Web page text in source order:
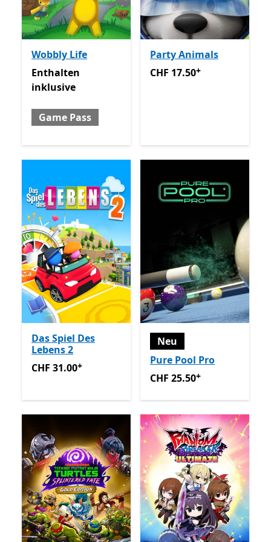
Wobbly Life
Enthalten inklusive Game Pass
Enthalten
inklusive
Game Pass
Party Animals
CHF 17.50Enthält In-App-
CHF 17.50+
Das Spiel Des
Lebens 2
CHF 31.00Enthält In-App-Käufe
CHF 31.00+
Neu
Pure Pool Pro
CHF 25.50Enthält In-App-
CHF 25.50+